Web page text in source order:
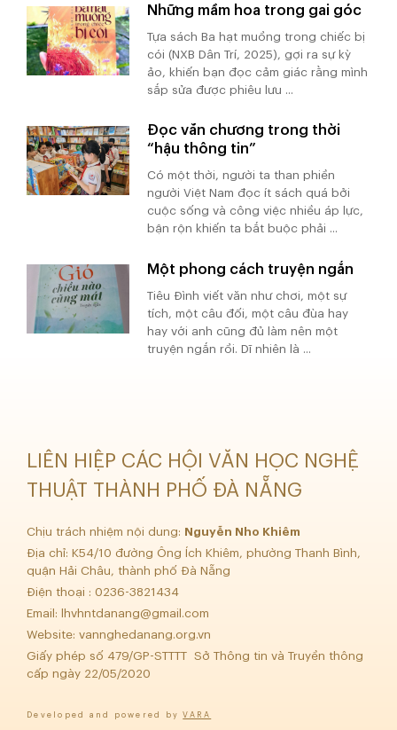
Những mầm hoa trong gai góc
Tựa sách Ba hạt muồng trong chiếc bị
cói (NXB Dân Trí, 2025), gợi ra sự kỳ
ảo, khiến bạn đọc cảm giác rằng mình
sắp sửa được phiêu lưu ...
Đọc văn chương trong thời
“hậu thông tin”
Có một thời, người ta than phiền
người Việt Nam đọc ít sách quá bởi
cuộc sống và công việc nhiều áp lực,
bận rộn khiến ta bắt buộc phải ...
Một phong cách truyện ngắn
Tiêu Đình viết văn như chơi, một sự
tích, một câu đối, một câu đùa hay
hay với anh cũng đủ làm nên một
truyện ngắn rồi. Dĩ nhiên là ...
LIÊN HIỆP CÁC HỘI VĂN HỌC NGHỆ
THUẬT THÀNH PHỐ ĐÀ NẴNG
Chịu trách nhiệm nội dung: Nguyễn Nho Khiêm
Địa chỉ: K54/10 đường Ông Ích Khiêm, phường Thanh Bình,
quận Hải Châu, thành phố Đà Nẵng
Điện thoại : 0236-3821434
Email:
lhvhntdanang@gmail.com
Website: vannghedanang.org.vn
Giấy phép số 479/GP-STTTT Sở Thông tin và Truyền thông
cấp ngày 22/05/2020
Developed and powered byVARA